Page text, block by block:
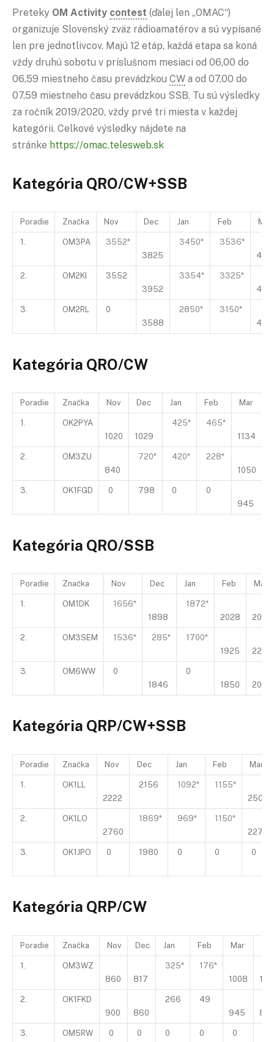
Preteky OM Activity contest (ďalej len „OMAC“)
organizuje Slovenský zväz rádioamatérov a sú vypísané
len pre jednotlivcov. Majú 12 etáp, každá etapa sa koná
vždy druhú sobotu v príslušnom mesiaci od 06,00 do
06,59 miestneho času prevádzkou CW a od 07,00 do
07,59 miestneho času prevádzkou SSB. Tu sú výsledky
za ročník 2019/2020, vždy prvé tri miesta v každej
kategórii. Celkové výsledky nájdete na
stránke https://omac.telesweb.sk
Kategória QRO/CW+SSB
Poradie Značka Nov Dec Jan Feb Mar
1. OM3PA
3552*
3825
3450*
3536*
2. OM2KI
3552
3952
3354*
3325*
3. OM2RL
0
3588
2850*
3150*
Kategória QRO/CW
Poradie Značka Nov Dec Jan Feb Mar
1.
OK2PYA
1020
1029
425*
465*
1134
2.
OM3ZU
840
720* 420*
228*
1050
3. OK1FGD 0 798 0
0
945
Kategória QRO/SSB
Poradie Značka Nov Dec Jan Feb Mar
1. OM1DK
1656*
1898
1872*
2028
2080
2. OM3SEM 1536* 285*
1700*
1925
2210
3. OM6WW
0
1846
0
1850
2054
Kategória QRP/CW+SSB
Poradie Značka Nov Dec Jan Feb Mar
1.
OK1LL
2222
2156 1092*
1155*
2507
2.
OK1LO
2760
1869* 969*
1150*
2277
3. OK1JPO 0 1980 0 0 0
Kategória QRP/CW
Poradie Značka Nov Dec Jan Feb Mar
1.
OM3WZ
860
817
325*
176*
1008
2.
OK1FKD
900
860
266
49
945
3. OM5RW 0 0 0 0 0